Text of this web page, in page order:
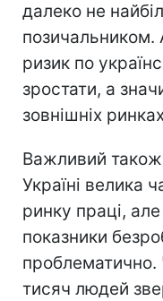
далеко не
позичальником.
ризик по
зростати, а
зовнішніх
Важливий також
Україні велика
ринку праці, але
показники
проблематично.
тисяч людей